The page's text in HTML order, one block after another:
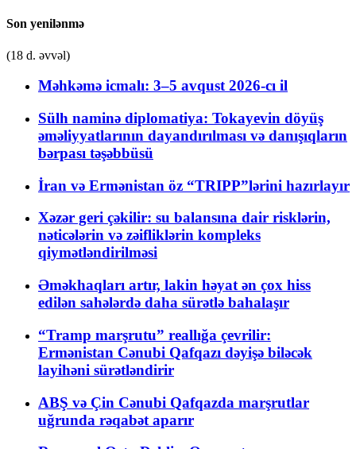
Son yenilənmə
(18 d. əvvəl)
Məhkəmə icmalı: 3–5 avqust 2026-cı il
Sülh naminə diplomatiya: Tokayevin döyüş
əməliyyatlarının dayandırılması və danışıqların
bərpası təşəbbüsü
İran və Ermənistan öz “TRIPP”lərini hazırlayır
Xəzər geri çəkilir: su balansına dair risklərin,
nəticələrin və zəifliklərin kompleks
qiymətləndirilməsi
Əməkhaqları artır, lakin həyat ən çox hiss
edilən sahələrdə daha sürətlə bahalaşır
“Tramp marşrutu” reallığa çevrilir:
Ermənistan Cənubi Qafqazı dəyişə biləcək
layihəni sürətləndirir
ABŞ və Çin Cənubi Qafqazda marşrutlar
uğrunda rəqabət aparır